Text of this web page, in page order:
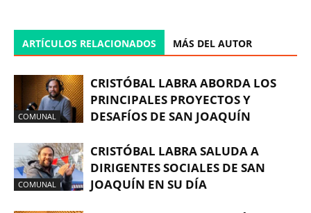
ARTÍCULOS RELACIONADOS MÁS DEL AUTOR
COMUNAL
CRISTÓBAL LABRA ABORDA LOS
PRINCIPALES PROYECTOS Y
DESAFÍOS DE SAN JOAQUÍN
COMUNAL
CRISTÓBAL LABRA SALUDA A
DIRIGENTES SOCIALES DE SAN
JOAQUÍN EN SU DÍA